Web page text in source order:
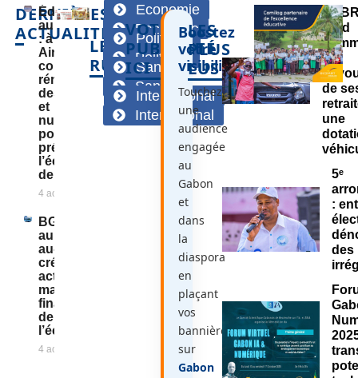
DERNIÈRES
ACTUALITÉS
Éducation
au Gabon
: à Oyem,
Airtel
combine
rénovation
des écoles
et
numérique
pour
préparer
l’école de
demain
4 août 2026
BGFIBank
au Gabon :
au-delà du
crédit, un
acteur
majeur du
financement
de
l’économie
4 août 2026
LES
RUBRIQUES
Economie
Politique
Santé
International
Economie
Politique
Santé
International
VOTRE
PUBLICITÉ
ICI
Boostez
votre
visibilité
Touchez
une
audience
engagée
au
Gabon
et
dans
la
diaspora
en
plaçant
vos
bannières
sur
Gabon
LES
PLUS
LUS
rend
au
de
une
5ᵉ
:
des